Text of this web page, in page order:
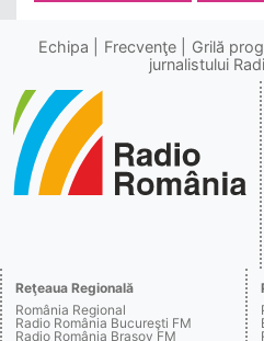
Echipa Frecvenţe Grilă
jurnalistului
Reţeaua Regională
România Regional
Radio România Bucureşti FM
Radio România Braşov FM